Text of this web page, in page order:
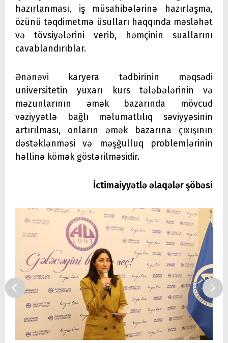
hazırlanması, iş müsahibələrinə hazırlaşma,
özünü təqdimetmə üsulları haqqında məsləhət
və tövsiyələrini verib, həmçinin suallarını
cavablandırıblar.
Ənənəvi karyera tədbirinin məqsədi
universitetin yuxarı kurs tələbələrinin və
məzunlarının əmək bazarında mövcud
vəziyyətlə bağlı məlumatlılıq səviyyəsinin
artırılması, onların əmək bazarına çıxışının
dəstəklənməsi və məşğulluq problemlərinin
həllinə kömək göstərilməsidir.
İctimaiyyətlə əlaqələr şöbəsi